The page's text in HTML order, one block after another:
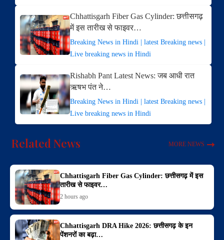
Chhattisgarh Fiber Gas Cylinder: छत्तीसगढ़
में इस तारीख से फाइवर…
Breaking News in Hindi | latest Breaking news |
Live breaking news in Hindi
Rishabh Pant Latest News: जब आधी रात
ऋषभ पंत ने…
Breaking News in Hindi | latest Breaking news |
Live breaking news in Hindi
Related News MORE NEWS
Chhattisgarh Fiber Gas Cylinder: छत्तीसगढ़ में इस
तारीख से फाइवर…
2 hours ago
Chhattisgarh DRA Hike 2026: छत्तीसगढ़ के इन
पेंशनरों का बढ़ा‌…